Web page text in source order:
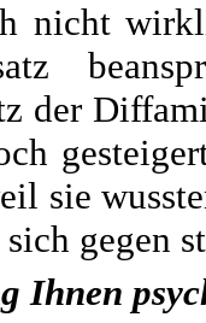
nicht
der
sie
gegen
Ihnen